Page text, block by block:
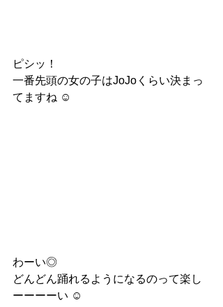
ピシッ！
一番先頭の女の子はJoJoくらい決まっ
てますね ☺︎
わーい◎
どんどん踊れるようになるのって楽し
ーーーーい ☺︎